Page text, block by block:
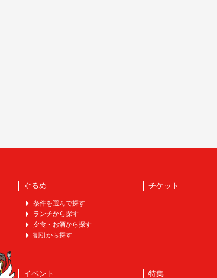
ぐるめ
条件を選んで探す
ランチから探す
夕食・お酒から探す
割引から探す
チケット
イベント 特集